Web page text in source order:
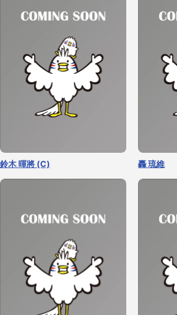
鈴木 暉將 (C) 轟 琉維